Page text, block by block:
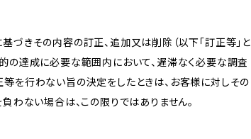
づきその内容の訂正、追加又は削除（以下「訂正等」と
の達成に必要な範囲内において、遅滞なく必要な調査
を行わない旨の決定をしたときは、お客様に対しその
わない場合は、この限りではありません。